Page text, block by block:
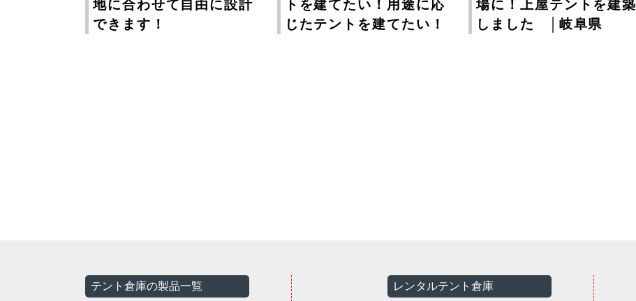
地に合わせて自由に設計
できます！
トを建てたい！用途に応
じたテントを建てたい！
場に！上屋テントを建築
しました │岐阜県
テント倉庫の製品一覧 レンタルテント倉庫